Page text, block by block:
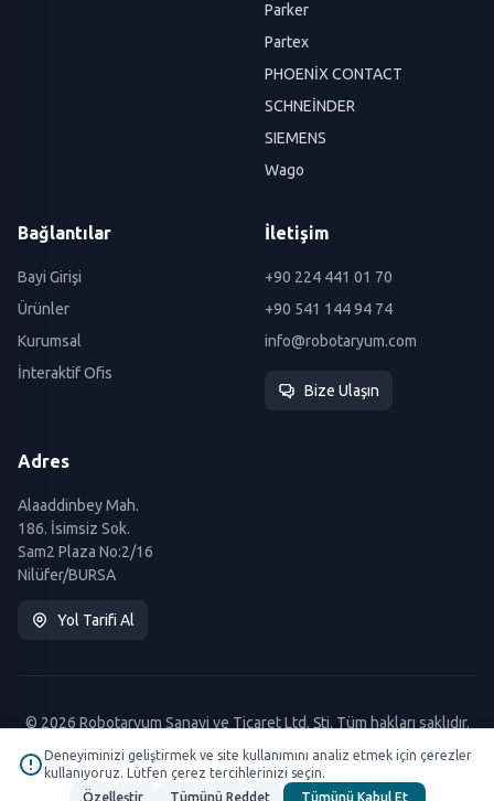
Parker
Partex
PHOENİX CONTACT
SCHNEİNDER
SIEMENS
Wago
Bağlantılar
Bayi Girişi
Ürünler
Kurumsal
İnteraktif Ofis
İletişim
+90 224 441 01 70
+90 541 144 94 74
info@robotaryum.com
Bize Ulaşın
Adres
Alaaddinbey Mah.
186. İsimsiz Sok.
Sam2 Plaza No:2/16
Nilüfer/BURSA
Yol Tarifi Al
© 2026 Robotaryum Sanayi ve Ticaret Ltd. Şti. Tüm hakları saklıdır.
Deneyiminizi geliştirmek ve site kullanımını analiz etmek için çerezler
kullanıyoruz. Lütfen çerez tercihlerinizi seçin.
Özelleştir
Tümünü Reddet Tümünü Kabul Et